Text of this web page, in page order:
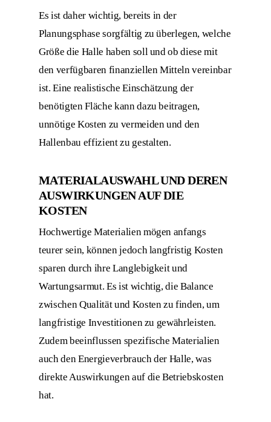
Es ist daher wichtig, bereits in der
Planungsphase sorgfältig zu überlegen, welche
Größe die Halle haben soll und ob diese mit
den verfügbaren finanziellen Mitteln vereinbar
ist. Eine realistische Einschätzung der
benötigten Fläche kann dazu beitragen,
unnötige Kosten zu vermeiden und den
Hallenbau effizient zu gestalten.
MATERIALAUSWAHL UND DEREN
AUSWIRKUNGEN AUF DIE
KOSTEN
Hochwertige Materialien mögen anfangs
teurer sein, können jedoch langfristig Kosten
sparen durch ihre Langlebigkeit und
Wartungsarmut. Es ist wichtig, die Balance
zwischen Qualität und Kosten zu finden, um
langfristige Investitionen zu gewährleisten.
Zudem beeinflussen spezifische Materialien
auch den Energieverbrauch der Halle, was
direkte Auswirkungen auf die Betriebskosten
hat.